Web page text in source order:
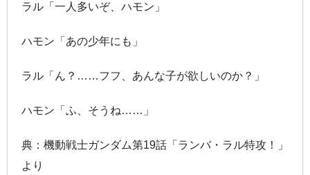
ラル「一人多いぞ、ハモン」
ハモン「あの少年にも」
ラル「ん？……フフ、あんな子が欲しいのか？」
ハモン「ふ、そうね……」
典：機動戦士ガンダム第19話「ランバ・ラル特攻！」
より